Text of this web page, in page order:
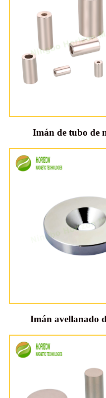
Imán de tubo de
Imán avellanado